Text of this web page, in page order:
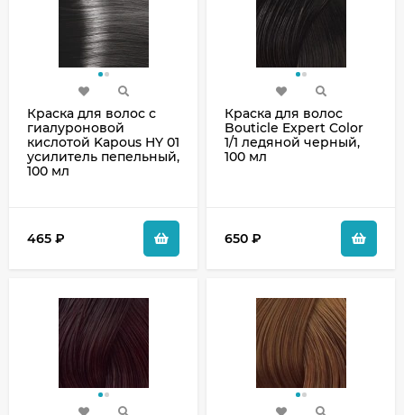
Краска для волос с
гиалуроновой
кислотой Kapous HY 01
усилитель пепельный,
100 мл
465 ₽
Краска для волос
Bouticle Expert Color
1/1 ледяной черный,
100 мл
650 ₽